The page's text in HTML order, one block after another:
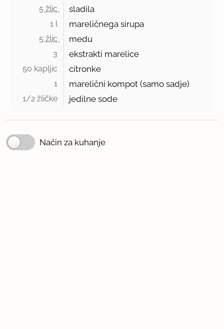
5 žlic sladila
1 l mareličnega sirupa
5 žlic medu
3 ekstrakti marelice
50 kapljic citronke
1 marelični kompot (samo sadje)
1/2 žličke jedilne sode
Način za kuhanje